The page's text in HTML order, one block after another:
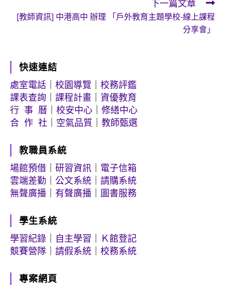
下一篇文章
[教師資訊] 中港高中 辦理 「戶外教育主題學校-線上課程
分享會」
快速連結
處室電話
校園導覽
校務評鑑
課表查詢
課程計畫
資優教育
行 事 曆
校安中心
修繕中心
合 作 社
空氣品質 教師甄選
教職員系統
場館預借
研習資訊
電子信箱
雲端差勤
公文系統
請購系統
無聲廣播
有聲廣播 圖書服務
學生系統
學習紀錄
自主學習
Ｋ館登記
競賽營隊
請假系統 校務系統
專案網頁